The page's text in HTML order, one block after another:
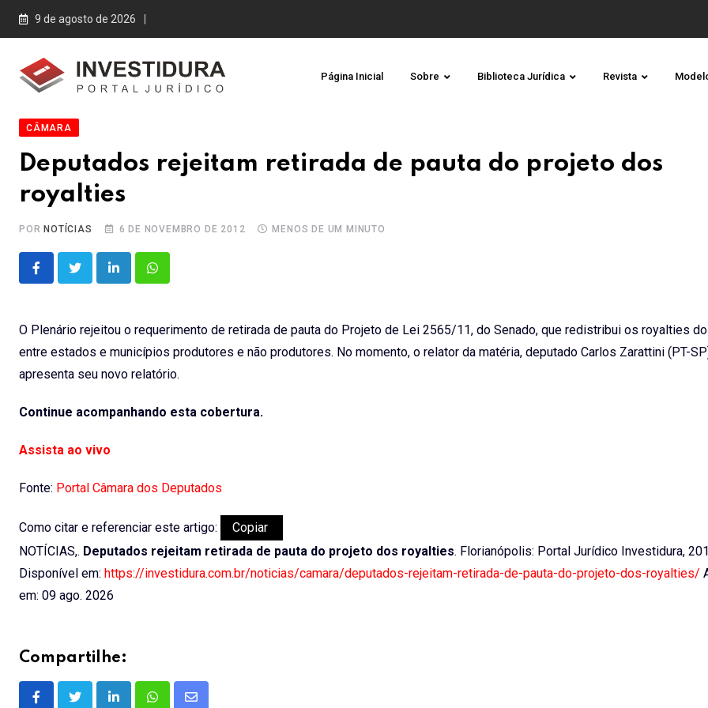
Skip
9 de agosto de 2026
Página Inicial Sobre Biblioteca Jurídica Revista
CÂMARA
Deputados rejeitam retirada de pauta do projeto dos
royalties
PORNOTÍCIAS 6 DE NOVEMBRO DE 2012 MENOS DE UM MINUTO
LinkedInWhatsapp
O Plenário rejeitou o requerimento de retirada de pauta do Projeto de Lei 2565/11, do Senado, que redistribui os royalties
entre estados e municípios produtores e não produtores. No momento, o relator da matéria, deputado Carlos Zarattini (PT-
apresenta seu novo relatório.
Continue acompanhando esta cobertura.
Assista ao vivo
Fonte: Portal Câmara dos Deputados
Como citar e referenciar este artigo:
Copiar
NOTÍCIAS,. Deputados rejeitam retirada de pauta do projeto dos royalties. Florianópolis: Portal Jurídico Investidura,
Disponível em: https://investidura.com.br/noticias/camara/deputados-rejeitam-retirada-de-pauta-do-projeto-dos-royalties/
em: 09 ago. 2026
Compartilhe: